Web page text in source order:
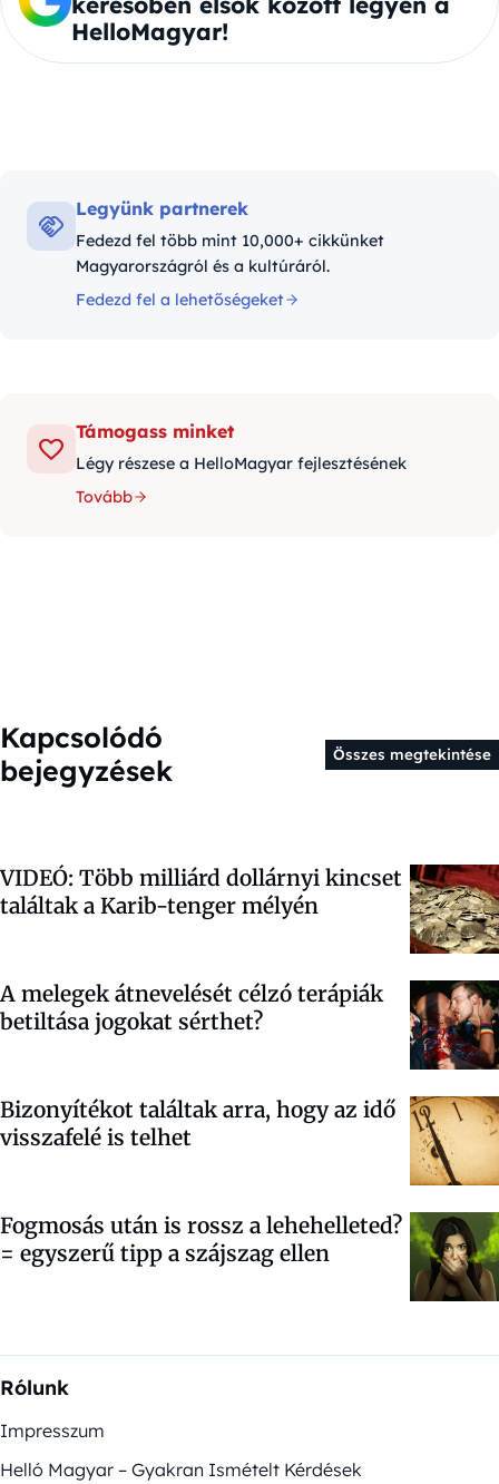
HelloMagyar!
Legyünk partnerek
Fedezd fel több mint 10,000+ cikkünket
Magyarországról és a kultúráról.
Fedezd fel a lehetőségeket
Támogass minket
Légy részese a HelloMagyar fejlesztésének
Tovább
Kapcsolódó
bejegyzések
Összes megtekintése
VIDEÓ: Több milliárd dollárnyi kincset
találtak a Karib-tenger mélyén
A melegek átnevelését célzó terápiák
betiltása jogokat sérthet?
Bizonyítékot találtak arra, hogy az idő
visszafelé is telhet
Fogmosás után is rossz a lehehelleted?
= egyszerű tipp a szájszag ellen
Rólunk
Impresszum
Helló Magyar – Gyakran Ismételt Kérdések